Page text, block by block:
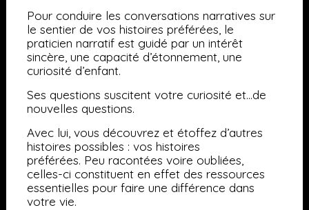
Pour conduire les conversations narratives sur
le sentier de vos histoires préférées, le
praticien narratif est guidé par un intérêt
sincère, une capacité d’étonnement, une
curiosité d’enfant.
Ses questions suscitent votre curiosité et…de
nouvelles questions.
Avec lui, vous découvrez et étoffez d’autres
histoires possibles : vos histoires
préférées. Peu racontées voire oubliées,
celles-ci constituent en effet des ressources
essentielles pour faire une différence dans
votre vie.